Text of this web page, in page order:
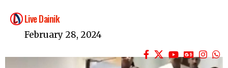
Live Dainik
February 28, 2024